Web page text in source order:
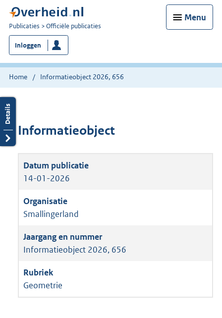
Menu
U
bent
nu
hier:
Publicaties Officiële publicaties
Inloggen
Home Informatieobject 2026, 656
Informatieobject
14-01-2026
Smallingerland
Informatieobject 2026, 656
Geometrie